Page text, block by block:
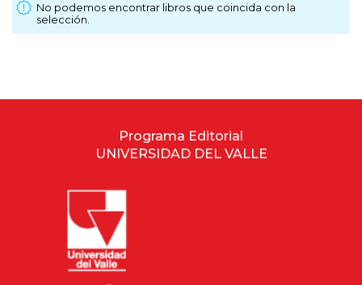
Arte
Ciencias Sociales
Conflicto Armado
No podemos encontrar libros que coincida con la
selección.
Programa Editorial
UNIVERSIDAD DEL VALLE